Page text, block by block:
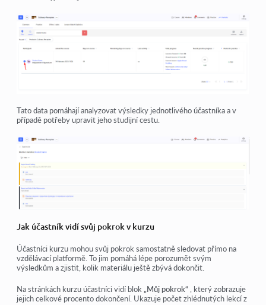
Tato data pomáhají analyzovat výsledky jednotlivého účastníka a v
případě potřeby upravit jeho studijní cestu.
Jak účastník vidí svůj pokrok v kurzu
Účastníci kurzu mohou svůj pokrok samostatně sledovat přímo na
vzdělávací platformě. To jim pomáhá lépe porozumět svým
výsledkům a zjistit, kolik materiálu ještě zbývá dokončit.
Na stránkách kurzu účastníci vidí blok„Můj pokrok“, který zobrazuje
jejich celkové procento dokončení. Ukazuje počet zhlédnutých lekcí z